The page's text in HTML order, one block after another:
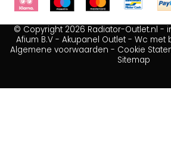
© Copyright 2026 Radiator-Outlet.nl -
Afium B.V - Akupanel Outlet - Wc met
Algemene voorwaarden - Cookie
Sitemap